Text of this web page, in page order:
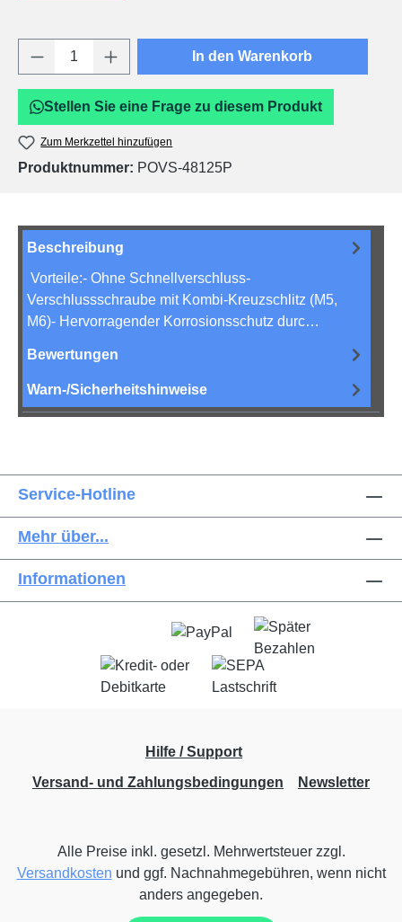
Produkt Anzahl: Gib den gewünschten
In den Warenkorb
Stellen Sie eine Frage zu diesem Produkt
Zum Merkzettel hinzufügen
Produktnummer: POVS-48125P
Beschreibung
Vorteile:- Ohne Schnellverschluss-
Verschlussschraube mit Kombi-Kreuzschlitz (M5,
M6)- Hervorragender Korrosionsschutz durc…
Bewertungen
Warn-/Sicherheitshinweise
Service-Hotline
Mehr über...
Informationen
Hilfe / Support
Versand- und Zahlungsbedingungen
Newsletter
Alle Preise inkl. gesetzl. Mehrwertsteuer zzgl.
Versandkosten und ggf. Nachnahmegebühren, wenn nicht
anders angegeben.